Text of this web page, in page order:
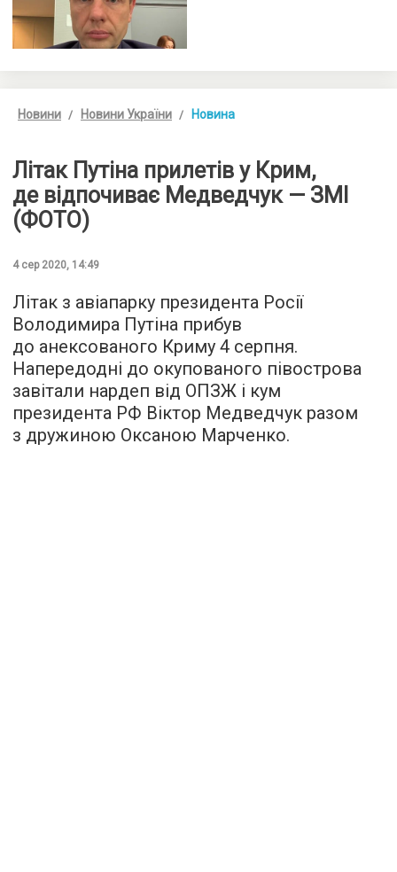
Новини Новини України Новина
Літак Путіна прилетів у Крим,
де відпочиває Медведчук — ЗМІ
(ФОТО)
4 сер 2020, 14:49
Літак з авіапарку президента Росії
Володимира Путіна прибув
до анексованого Криму 4 серпня.
Напередодні до окупованого півострова
завітали нардеп від ОПЗЖ і кум
президента РФ Віктор Медведчук разом
з дружиною Оксаною Марченко.